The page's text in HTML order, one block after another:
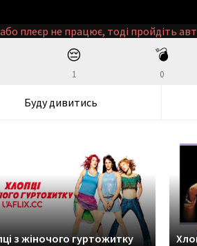
плеєр не працює, тоді пройдіть
😔
1
💣
0
Буду дивитись
з жіночого гуртожитку